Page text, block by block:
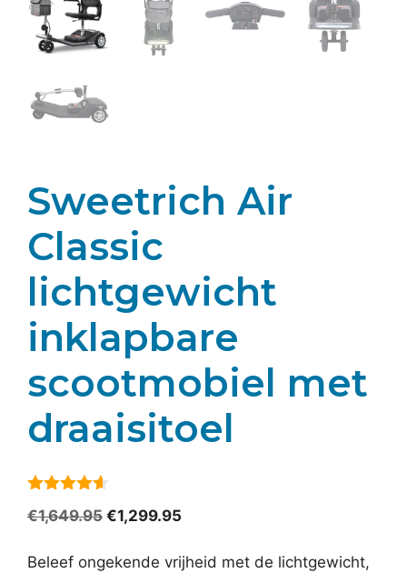
Sweetrich Air
Classic
lichtgewicht
inklapbare
scootmobiel met
draaisitoel
€1,649.95 Oorspronkelijke
was:
€1,299.95
is:
Beleef ongekende vrijheid met de lichtgewicht,